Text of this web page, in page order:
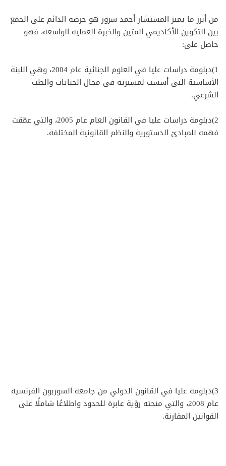
من أبرز ما يميز المستشار أحمد سرور هو حرصه الدائم على الجمع
بين التكوين الأكاديمي المتين والخبرة العملية الواسعة، فهو
حاصل على:
1)دبلومة دراسات عليا في العلوم الجنائية عام 2004، وهي اللبنة
الأساسية التي أسست لمسيرته في مجال الجنايات والطب
الشرعي.
2)دبلومة دراسات عليا في القانون العام عام 2005، والتي عمّقت
فهمه للمبادئ الدستورية والنظم القانونية المختلفة.
3)دبلومة عليا في القانون الدولي من جامعة السوربون الفرنسية
عام 2008، والتي منحته رؤية عابرة للحدود واطلاعًا شاملًا على
القوانين المقارنة.